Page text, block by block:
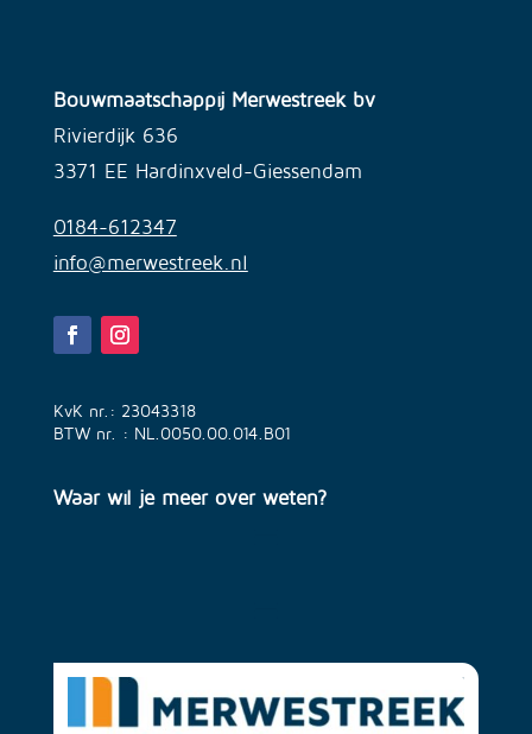
Bouwmaatschappij Merwestreek bv
Rivierdijk 636
3371 EE Hardinxveld-Giessendam
0184-612347
info@merwestreek.nl
KvK nr.: 23043318
BTW nr. : NL.0050.00.014.B01
Waar wil je meer over weten?